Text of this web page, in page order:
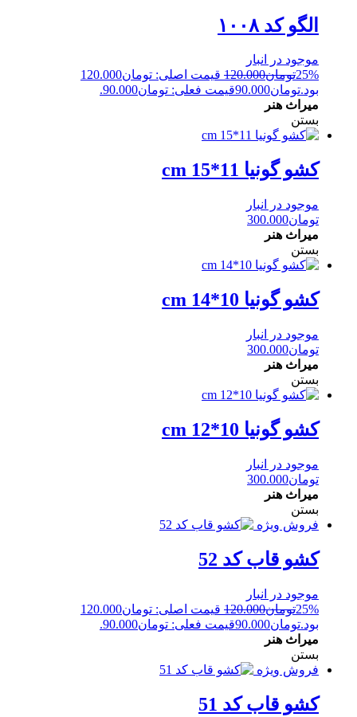
الگو کد ۱۰۰۸
موجود در انبار
25%تومان120.000
قیمت اصلی: تومان120.000
بود.تومان90.000قیمت فعلی: تومان90.000.
میراث هنر
بستن
کشو گونیا 11*15 cm
موجود در انبار
تومان300.000
میراث هنر
بستن
کشو گونیا 10*14 cm
موجود در انبار
تومان300.000
میراث هنر
بستن
کشو گونیا 10*12 cm
موجود در انبار
تومان300.000
میراث هنر
بستن
فروش ویژه
کشو قاب کد 52
موجود در انبار
25%تومان120.000
قیمت اصلی: تومان120.000
بود.تومان90.000قیمت فعلی: تومان90.000.
میراث هنر
بستن
فروش ویژه
کشو قاب کد 51